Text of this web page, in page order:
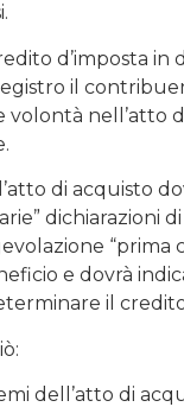
d’imposta in
il
volontà nell’atto
di acquisto
dichiarazioni di
“prima
e dovrà
il
dell’atto di